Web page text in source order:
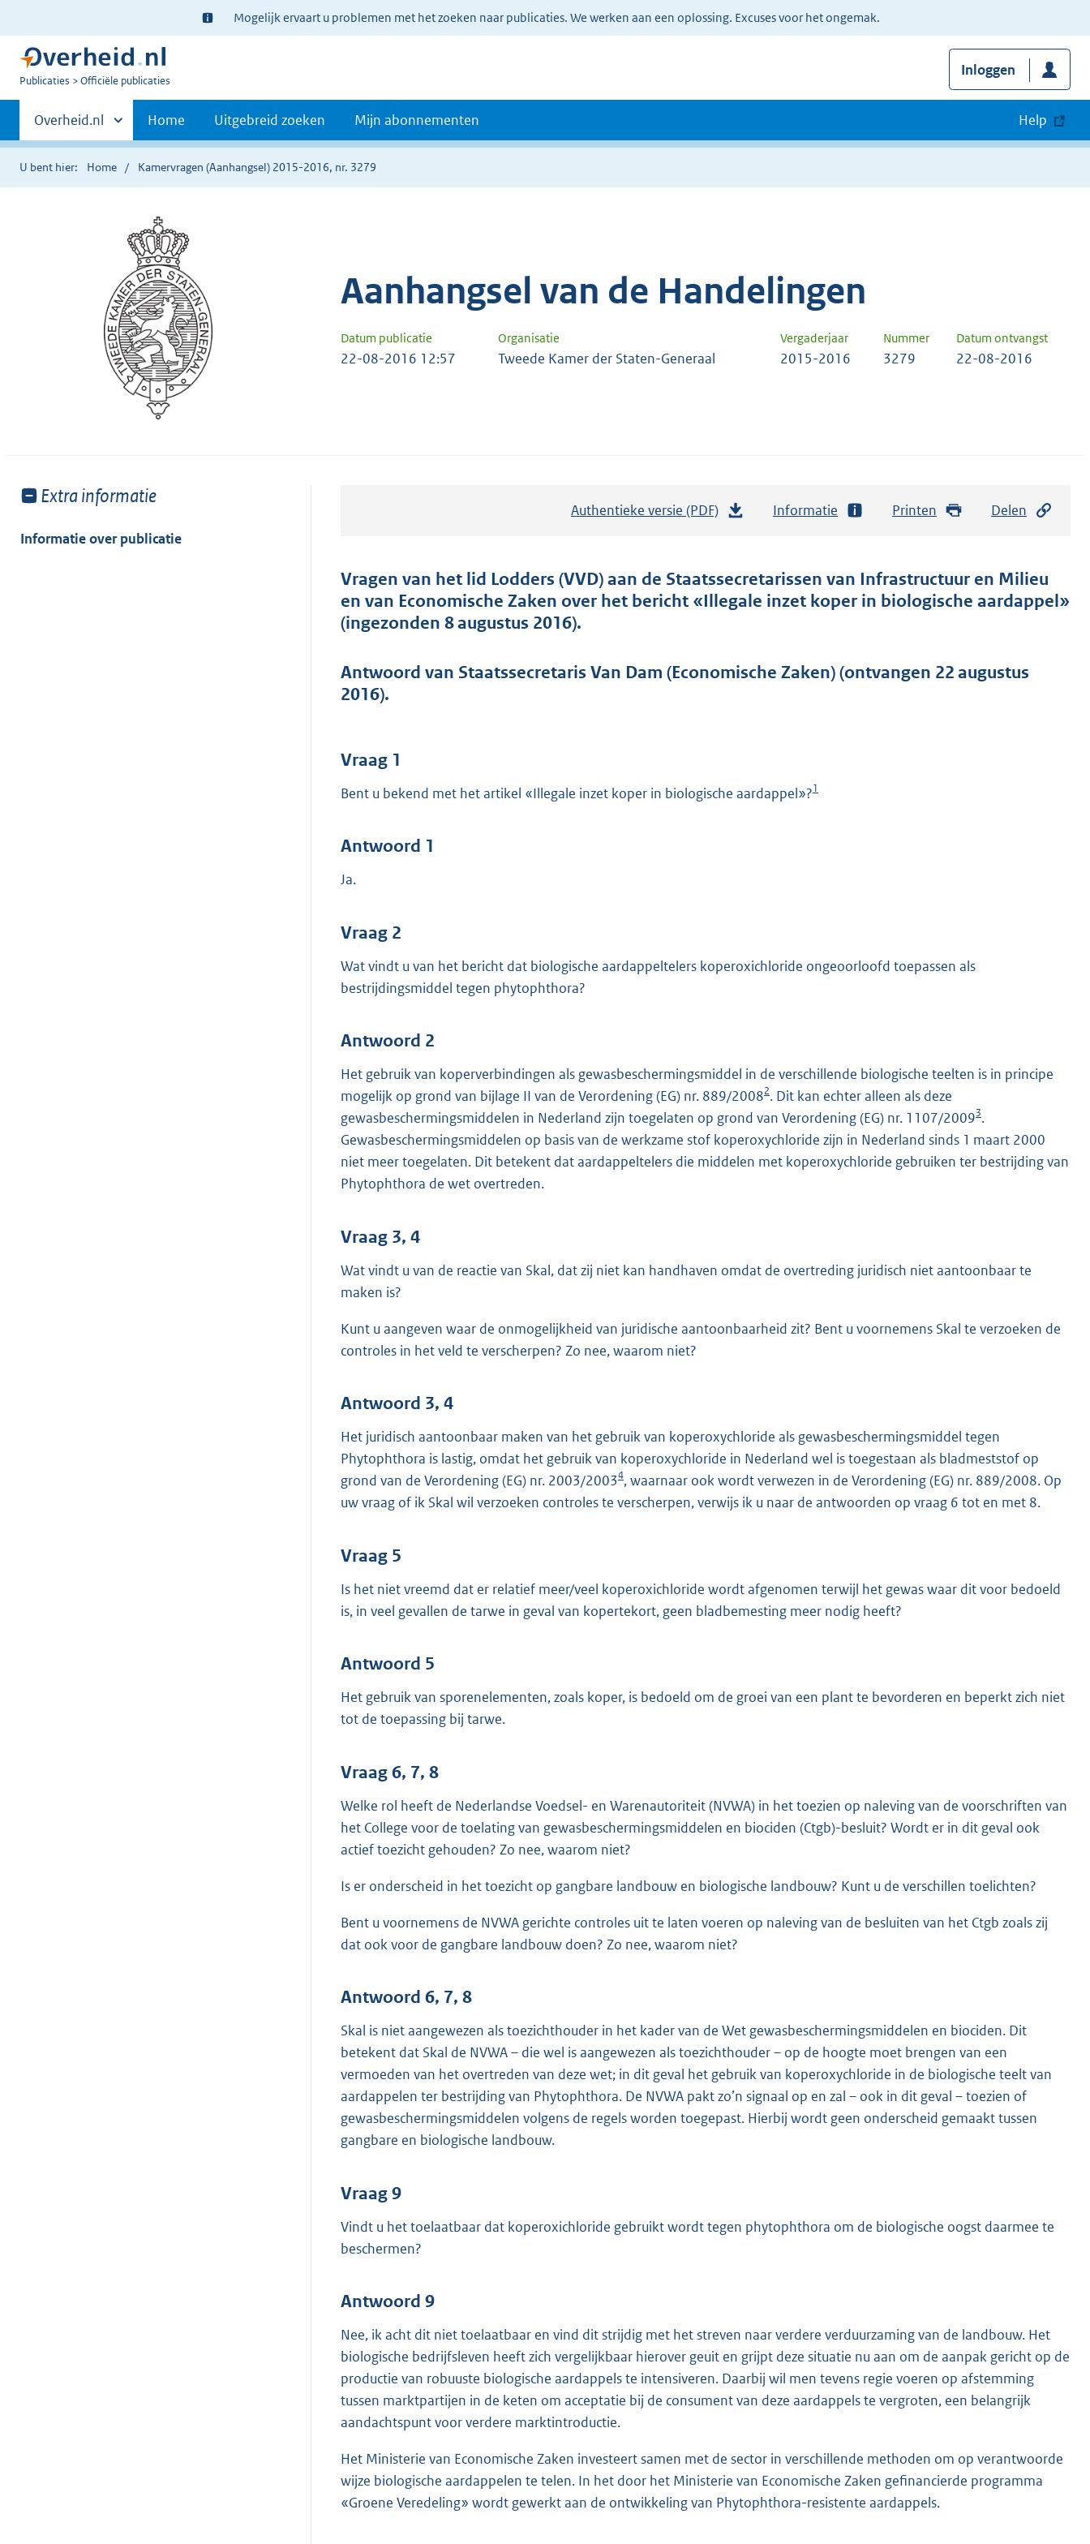
Ter
informatie:
Mogelijk ervaart u problemen met het zoeken naar publicaties. We werken aan een oplossing. Excuses voor het ongemak.
U
Publicaties Officiële publicaties
Inloggen
Primaire
navigatie
Andere
sites
binnen
Overheid.nl Home Uitgebreid zoeken Mijn abonnementen Help
U bent hier: Home Kamervragen (Aanhangsel) 2015-2016, nr. 3279
Aanhangsel van de Handelingen
Datum publicatie Organisatie Vergaderjaar Nummer Datum ontvangst
22-08-2016 12:57 Tweede Kamer der Staten-Generaal 2015-2016 3279 22-08-2016
Toon
van:
Extra informatie
Informatie over publicatie
Authentieke versie (PDF)
t
a
t
Informatie Printen Delen
Vragen van het lid Lodders (VVD) aan de Staatssecretarissen van Infrastructuur en Milieu
en van Economische Zaken over het bericht «Illegale inzet koper in biologische aardappel»
(ingezonden 8 augustus 2016).
Antwoord van Staatssecretaris Van Dam (Economische Zaken) (ontvangen 22 augustus
2016).
Vraag 1
Bent u bekend met het artikel «Illegale inzet koper in biologische aardappel»?1
Antwoord 1
Ja.
Vraag 2
Wat vindt u van het bericht dat biologische aardappeltelers koperoxichloride ongeoorloofd toepassen als
bestrijdingsmiddel tegen phytophthora?
Antwoord 2
Het gebruik van koperverbindingen als gewasbeschermingsmiddel in de verschillende biologische teelten is in principe
mogelijk op grond van bijlage II van de Verordening (EG) nr. 889/20082. Dit kan echter alleen als deze
gewasbeschermingsmiddelen in Nederland zijn toegelaten op grond van Verordening (EG) nr. 1107/20093.
Gewasbeschermingsmiddelen op basis van de werkzame stof koperoxychloride zijn in Nederland sinds 1 maart 2000
niet meer toegelaten. Dit betekent dat aardappeltelers die middelen met koperoxychloride gebruiken ter bestrijding van
Phytophthora de wet overtreden.
Vraag 3, 4
Wat vindt u van de reactie van Skal, dat zij niet kan handhaven omdat de overtreding juridisch niet aantoonbaar te
maken is?
Kunt u aangeven waar de onmogelijkheid van juridische aantoonbaarheid zit? Bent u voornemens Skal te verzoeken de
controles in het veld te verscherpen? Zo nee, waarom niet?
Antwoord 3, 4
Het juridisch aantoonbaar maken van het gebruik van koperoxychloride als gewasbeschermingsmiddel tegen
Phytophthora is lastig, omdat het gebruik van koperoxychloride in Nederland wel is toegestaan als bladmeststof op
grond van de Verordening (EG) nr. 2003/20034, waarnaar ook wordt verwezen in de Verordening (EG) nr. 889/2008. Op
uw vraag of ik Skal wil verzoeken controles te verscherpen, verwijs ik u naar de antwoorden op vraag 6 tot en met 8.
Vraag 5
Is het niet vreemd dat er relatief meer/veel koperoxichloride wordt afgenomen terwijl het gewas waar dit voor bedoeld
is, in veel gevallen de tarwe in geval van kopertekort, geen bladbemesting meer nodig heeft?
Antwoord 5
Het gebruik van sporenelementen, zoals koper, is bedoeld om de groei van een plant te bevorderen en beperkt zich niet
tot de toepassing bij tarwe.
Vraag 6, 7, 8
Welke rol heeft de Nederlandse Voedsel- en Warenautoriteit (NVWA) in het toezien op naleving van de voorschriften van
het College voor de toelating van gewasbeschermingsmiddelen en biociden (Ctgb)-besluit? Wordt er in dit geval ook
actief toezicht gehouden? Zo nee, waarom niet?
Is er onderscheid in het toezicht op gangbare landbouw en biologische landbouw? Kunt u de verschillen toelichten?
Bent u voornemens de NVWA gerichte controles uit te laten voeren op naleving van de besluiten van het Ctgb zoals zij
dat ook voor de gangbare landbouw doen? Zo nee, waarom niet?
Antwoord 6, 7, 8
Skal is niet aangewezen als toezichthouder in het kader van de Wet gewasbeschermingsmiddelen en biociden. Dit
betekent dat Skal de NVWA – die wel is aangewezen als toezichthouder – op de hoogte moet brengen van een
vermoeden van het overtreden van deze wet; in dit geval het gebruik van koperoxychloride in de biologische teelt van
aardappelen ter bestrijding van Phytophthora. De NVWA pakt zo’n signaal op en zal – ook in dit geval – toezien of
gewasbeschermingsmiddelen volgens de regels worden toegepast. Hierbij wordt geen onderscheid gemaakt tussen
gangbare en biologische landbouw.
Vraag 9
Vindt u het toelaatbaar dat koperoxichloride gebruikt wordt tegen phytophthora om de biologische oogst daarmee te
beschermen?
Antwoord 9
Nee, ik acht dit niet toelaatbaar en vind dit strijdig met het streven naar verdere verduurzaming van de landbouw. Het
biologische bedrijfsleven heeft zich vergelijkbaar hierover geuit en grijpt deze situatie nu aan om de aanpak gericht op de
productie van robuuste biologische aardappels te intensiveren. Daarbij wil men tevens regie voeren op afstemming
tussen marktpartijen in de keten om acceptatie bij de consument van deze aardappels te vergroten, een belangrijk
aandachtspunt voor verdere marktintroductie.
Het Ministerie van Economische Zaken investeert samen met de sector in verschillende methoden om op verantwoorde
wijze biologische aardappelen te telen. In het door het Ministerie van Economische Zaken gefinancierde programma
«Groene Veredeling» wordt gewerkt aan de ontwikkeling van Phytophthora-resistente aardappels.